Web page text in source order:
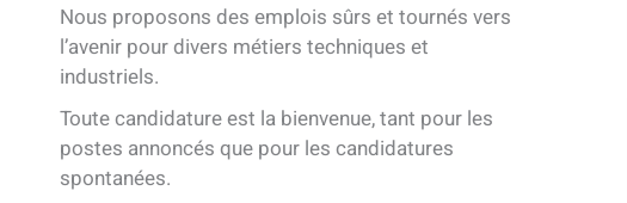
Nous proposons des emplois sûrs et tournés vers
l’avenir pour divers métiers techniques et
industriels.
Toute candidature est la bienvenue, tant pour les
postes annoncés que pour les candidatures
spontanées.